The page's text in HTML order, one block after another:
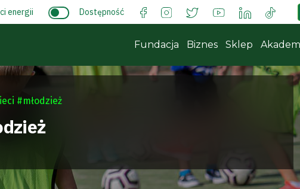
energii Dostępność
Fundacja Biznes Sklep
#młodzież